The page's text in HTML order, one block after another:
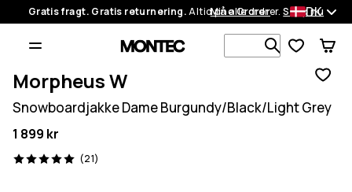
Gratis fragt. Gratis returnering.Altid på alle ordrer.Shop nu
Mine Ordrer DK
Søg i 1
Morpheus W
Snowboardjakke Dame Burgundy/Black/Light Grey
1 899 kr
(21)
21 anmeldelser, 5/5